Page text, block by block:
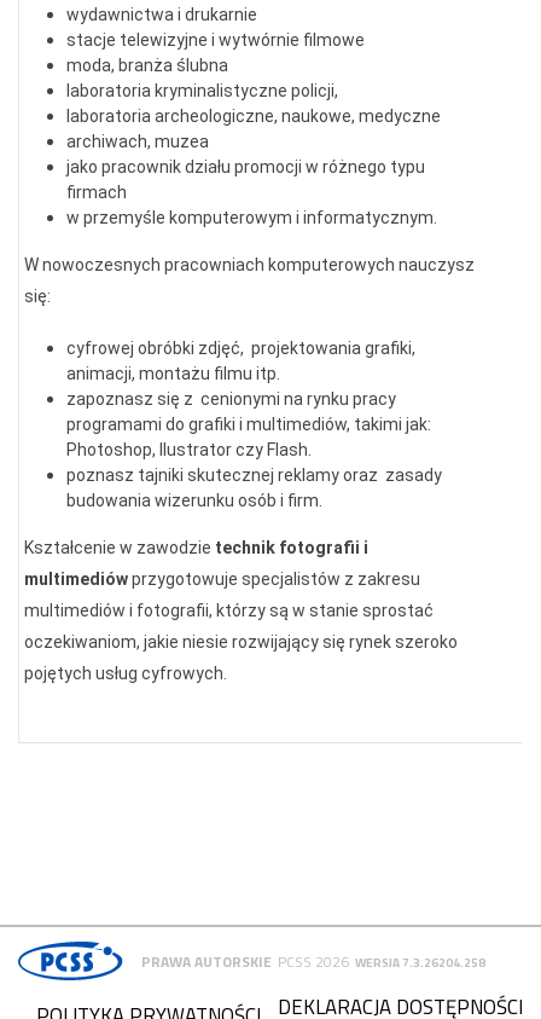
wydawnictwa i drukarnie
stacje telewizyjne i wytwórnie filmowe
moda, branża ślubna
laboratoria kryminalistyczne policji,
laboratoria archeologiczne, naukowe, medyczne
archiwach, muzea
jako pracownik działu promocji w różnego typu
firmach
w przemyśle komputerowym i informatycznym.
W nowoczesnych pracowniach komputerowych nauczysz
się:
cyfrowej obróbki zdjęć, projektowania grafiki,
animacji, montażu filmu itp.
zapoznasz się z cenionymi na rynku pracy
programami do grafiki i multimediów, takimi jak:
Photoshop, Ilustrator czy Flash.
poznasz tajniki skutecznej reklamy oraz zasady
budowania wizerunku osób i firm.
Kształcenie w zawodzie technik fotografii i
multimediówprzygotowuje specjalistów z zakresu
multimediów i fotografii, którzy są w stanie sprostać
oczekiwaniom, jakie niesie rozwijający się rynek szeroko
pojętych usług cyfrowych.
PRAWA AUTORSKIE PCSS 2026 WERSJA 7.3.26204.258
DEKLARACJA DOSTĘPNOŚCI